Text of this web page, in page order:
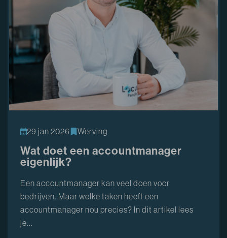
29 jan 2026 Werving
Wat doet een accountmanager
eigenlijk?
Een accountmanager kan veel doen voor
bedrijven. Maar welke taken heeft een
accountmanager nou precies? In dit artikel lees
je...